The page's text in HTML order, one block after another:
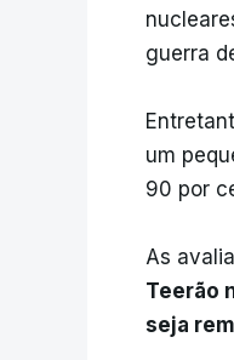
guerra
um
90 por
As
Teerão
seja